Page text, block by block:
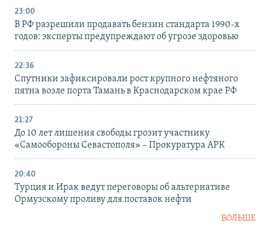
23:00
В РФ разрешили продавать бензин стандарта 1990-х
годов: эксперты предупреждают об угрозе здоровью
22:36
Спутники зафиксировали рост крупного нефтяного
пятна возле порта Тамань в Краснодарском крае РФ
21:27
До 10 лет лишения свободы грозит участнику
«Самообороны Севастополя» – Прокуратура АРК
20:40
Турция и Ирак ведут переговоры об альтернативе
Ормузскому проливу для поставок нефти
БОЛЬШЕ